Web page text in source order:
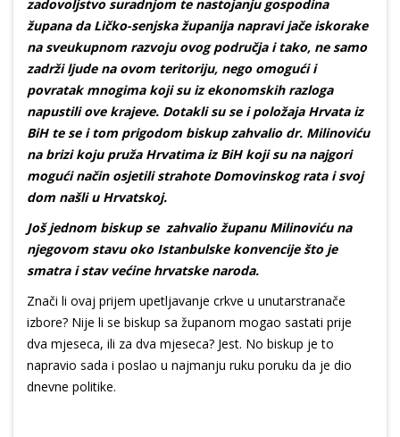
zadovoljstvo suradnjom te nastojanju gospodina
župana da Ličko-senjska županija napravi jače iskorake
na sveukupnom razvoju ovog područja i tako, ne samo
zadrži ljude na ovom teritoriju, nego omogući i
povratak mnogima koji su iz ekonomskih razloga
napustili ove krajeve. Dotakli su se i položaja Hrvata iz
BiH te se i tom prigodom biskup zahvalio dr. Milinoviću
na brizi koju pruža Hrvatima iz BiH koji su na najgori
mogući način osjetili strahote Domovinskog rata i svoj
dom našli u Hrvatskoj.
Još jednom biskup se zahvalio županu Milinoviću na
njegovom stavu oko Istanbulske konvencije što je
smatra i stav većine hrvatske naroda.
Znači li ovaj prijem upetljavanje crkve u unutarstranače
izbore? Nije li se biskup sa županom mogao sastati prije
dva mjeseca, ili za dva mjeseca? Jest. No biskup je to
napravio sada i poslao u najmanju ruku poruku da je dio
dnevne politike.